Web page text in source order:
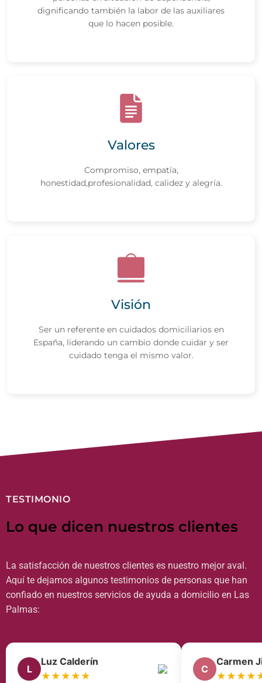
dignificando también la labor de las auxiliares
que lo hacen posible.
Valores
Compromiso, empatía,
honestidad,profesionalidad, calidez y alegría.
Visión
Ser un referente en cuidados domiciliarios en
España, liderando un cambio donde cuidar y ser
cuidado tenga el mismo valor.
TESTIMONIO
Lo que dicen nuestros clientes
La satisfacción de nuestros clientes es nuestro mejor aval.
Aquí te dejamos algunos testimonios de personas que han
confiado en nuestros servicios de ayuda a domicilio en Las
Palmas:
L
Luz Calderín
★★★★★
C
Carmen